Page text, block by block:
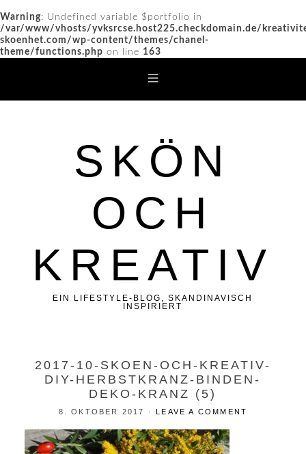
Warning: Undefined variable $portfolio in
/var/www/vhosts/yvksrcse.host225.checkdomain.de/
skoenhet.com/wp-content/themes/chanel-
theme/functions.php on line 163
SKÖN
OCH
KREATIV
EIN LIFESTYLE-BLOG, SKANDINAVISCH
INSPIRIERT
2017-10-SKOEN-OCH-KREATIV-
DIY-HERBSTKRANZ-BINDEN-
DEKO-KRANZ (5)
8. OKTOBER 2017 ·LEAVE A COMMENT